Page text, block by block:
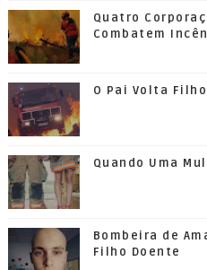
Quatro
Combatem
O Pai Volta
Quando Uma
Bombeira de
Filho Doente